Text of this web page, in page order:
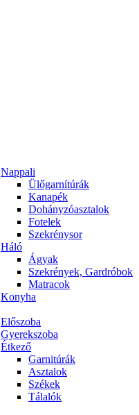
Nappali
Ülőgarnítúrák
Kanapék
Dohányzóasztalok
Fotelek
Szekrénysor
Háló
Ágyak
Szekrények, Gardróbok
Matracok
Konyha
Előszoba
Gyerekszoba
Étkező
Garnitúrák
Asztalok
Székek
Tálalók